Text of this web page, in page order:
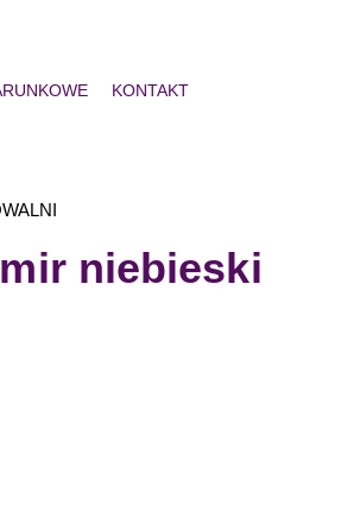
KONTAKT
niebieski